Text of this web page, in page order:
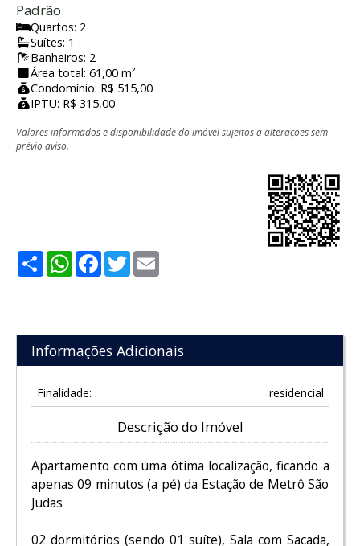
Padrão
Quartos: 2
Suítes: 1
Banheiros: 2
Área total: 61,00 m²
Condomínio: R$ 515,00
IPTU: R$ 315,00
Valores informados e disponibilidade do imóvel sujeitos a alterações sem
prévio aviso.
ShareWhatsApp
Facebook
Twitter
Informações Adicionais
Finalidade: residencial
Descrição do Imóvel
Apartamento com uma ótima localização, ficando a
apenas 09 minutos (a pé) da Estação de Metrô São
Judas
02 dormitórios (sendo 01 suíte), Sala com Sacada,